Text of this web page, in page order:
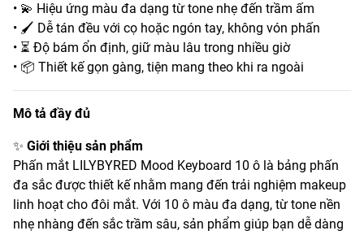
• 💫 Hiệu ứng màu đa dạng từ tone nhẹ đến trầm ấm
• 🖌️ Dễ tán đều với cọ hoặc ngón tay, không vón phấn
• ⏳ Độ bám ổn định, giữ màu lâu trong nhiều giờ
• 📦 Thiết kế gọn gàng, tiện mang theo khi ra ngoài
Mô tả đầy đủ
✨ Giới thiệu sản phẩm
Phấn mắt LILYBYRED Mood Keyboard 10 ô là bảng phấn
đa sắc được thiết kế nhằm mang đến trải nghiệm makeup
linh hoạt cho đôi mắt. Với 10 ô màu đa dạng, từ tone nền
nhẹ nhàng đến sắc trầm sâu, sản phẩm giúp bạn dễ dàng